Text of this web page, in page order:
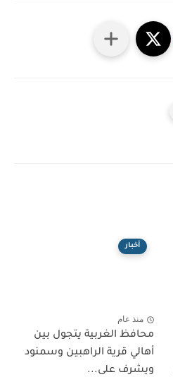
أخبار
منذ عام
محافظ الغربية يتجول بين
أهالي قرية الراهبين وسمنود
ويشرف على...